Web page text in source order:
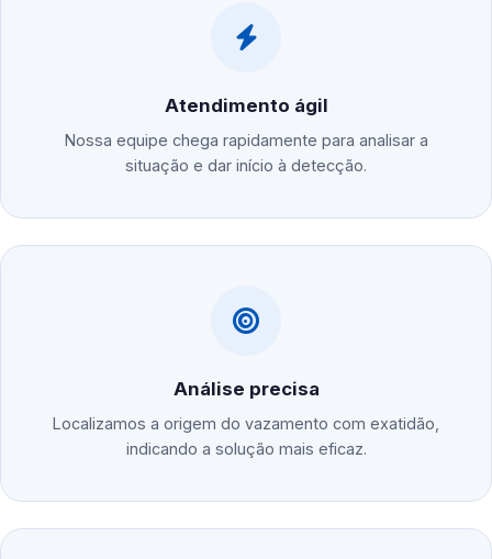
Atendimento ágil
Nossa equipe chega rapidamente para analisar a
situação e dar início à detecção.
Análise precisa
Localizamos a origem do vazamento com exatidão,
indicando a solução mais eficaz.